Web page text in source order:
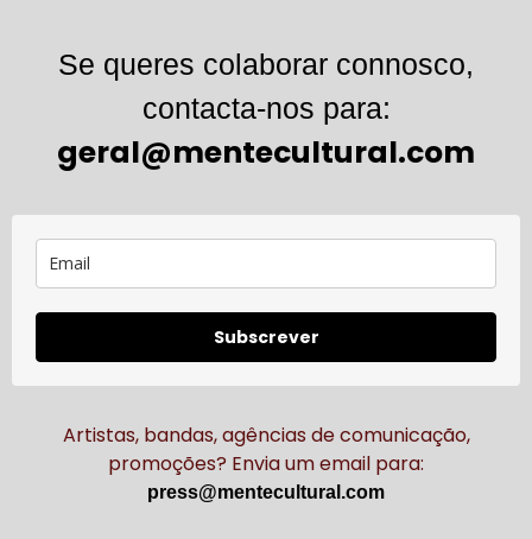
Se queres colaborar connosco,
contacta-nos para:
geral@mentecultural.com
Subscrever
Artistas, bandas, agências de comunicação,
promoções? Envia um email para:
press@mentecultural.com